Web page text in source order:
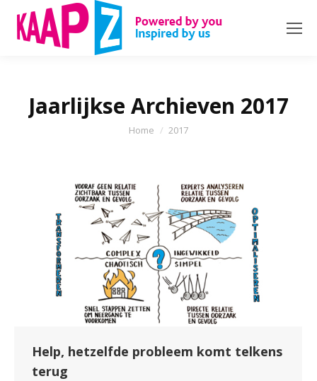
Jaarlijkse Archieven 2017
Je bent hier:
Home 2017
Help, hetzelfde probleem komt telkens
terug